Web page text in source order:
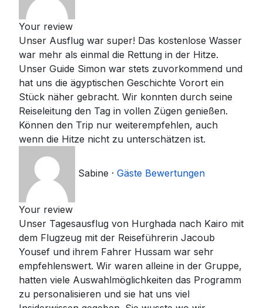
Your review
Unser Ausflug war super! Das kostenlose Wasser
war mehr als einmal die Rettung in der Hitze.
Unser Guide Simon war stets zuvorkommend und
hat uns die ägyptischen Geschichte Vorort ein
Stück näher gebracht. Wir konnten durch seine
Reiseleitung den Tag in vollen Zügen genießen.
Können den Trip nur weiterempfehlen, auch
wenn die Hitze nicht zu unterschätzen ist.
Sabine · Gäste Bewertungen
Your review
Unser Tagesausflug von Hurghada nach Kairo mit
dem Flugzeug mit der Reiseführerin Jacoub
Yousef und ihrem Fahrer Hussam war sehr
empfehlenswert. Wir waren alleine in der Gruppe,
hatten viele Auswahlmöglichkeiten das Programm
zu personalisieren und sie hat uns viel